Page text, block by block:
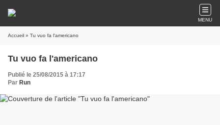
MENU
Accueil » Tu vuo fa l'americano
Tu vuo fa l'americano
Publié le 25/08/2015 à 17:17
Par Run